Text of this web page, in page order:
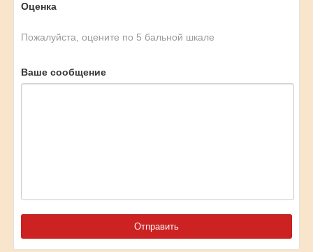
Оценка
Пожалуйста, оцените по 5 бальной шкале
Ваше сообщение